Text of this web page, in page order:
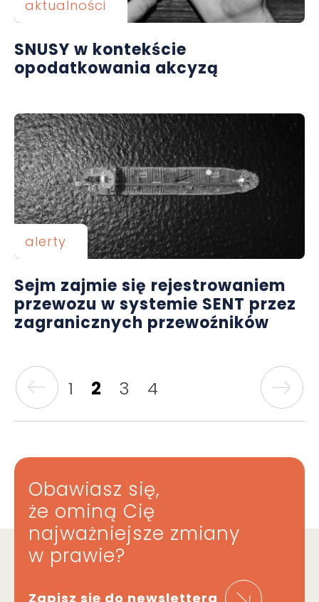
aktualności
SNUSY w kontekście
opodatkowania akcyzą
alerty
Sejm zajmie się rejestrowaniem
przewozu w systemie SENT przez
zagranicznych przewoźników
1 2 3 4
Obawiasz się,
że ominą Cię
najważniejsze zmiany
w prawie?
Zapisz się do newslettera